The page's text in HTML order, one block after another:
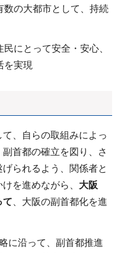
数の大都市として、持続
にとって安全・安心、
を実現
て、自らの取組みによっ
首都の確立を図り、さ
られるよう、関係者と
を進めながら、 大阪
て 、大阪の副首都化を進
に沿って、副首都推進